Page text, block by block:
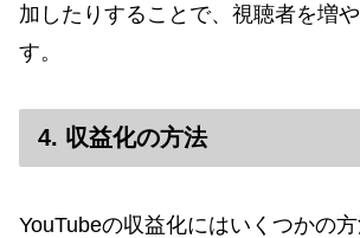
加したりすることで、視聴者を増
す。
4. 収益化の方法
YouTubeの収益化にはいくつかの方